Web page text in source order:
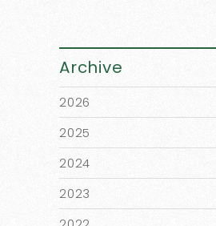
Archive
2026
2025
2024
2023